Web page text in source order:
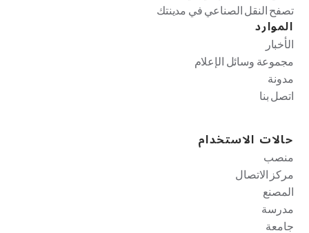
تصفح النقل الصناعي في مدينتك
الموارد
الأخبار
مجموعة وسائل الإعلام
مدونة
اتصل بنا
حالات الاستخدام
منصب
مركز الاتصال
المصنع
مدرسة
جامعة